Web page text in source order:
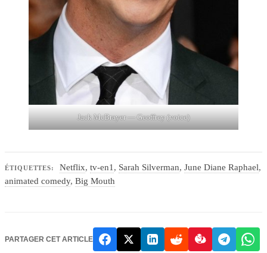
Jack McBrayer — Geoffrey (voice)
ÉTIQUETTES: Netflix, tv-en1, Sarah Silverman, June Diane Raphael,
animated comedy, Big Mouth
PARTAGER CET ARTICLE